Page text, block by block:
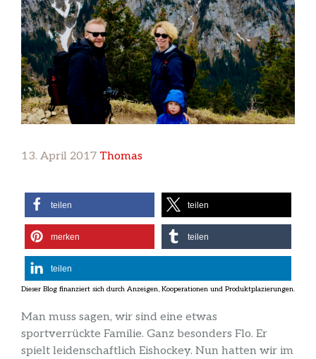
13. April 2017 Thomas
teilen teilen
merken teilen
teilen
Man muss sagen, wir sind eine etwas
sportverrückte Familie. Ganz besonders Flo. Er
spielt leidenschaftlich Eishockey. Nun hatten wir im